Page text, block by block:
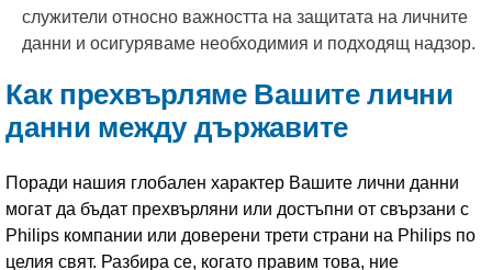
служители относно важността на защитата на личните
данни и осигуряваме необходимия и подходящ надзор.
Как прехвърляме Вашите лични
данни между държавите
Поради нашия глобален характер Вашите лични данни
могат да бъдат прехвърляни или достъпни от свързани с
Philips компании или доверени трети страни на Philips по
целия свят. Разбира се, когато правим това, ние